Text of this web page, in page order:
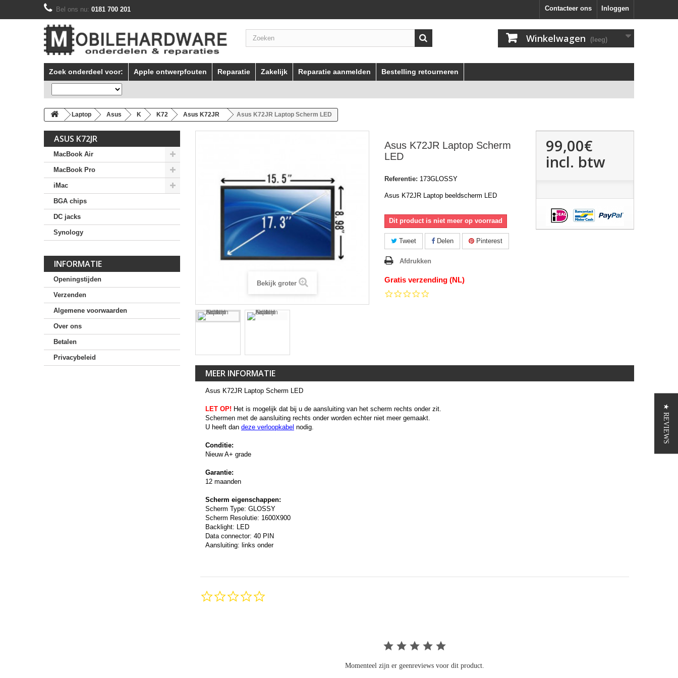
Inloggen
Contacteer ons
Bel ons nu: 0181 700 201
Winkelwagen (leeg)
Zoek onderdeel voor: Apple ontwerpfouten Reparatie Zakelijk Reparatie aanmelden Bestelling retourneren
Laptop Asus K K72 Asus K72JR Asus K72JR Laptop Scherm LED
ASUS K72JR
MacBook Air
MacBook Pro
iMac
BGA chips
DC jacks
Synology
INFORMATIE
Openingstijden
Verzenden
Algemene voorwaarden
Over ons
Betalen
Privacybeleid
Bekijk groter
Asus K72JR Laptop Scherm
LED
Referentie: 173GLOSSY
Asus K72JR Laptop beeldscherm LED
Dit product is niet meer op voorraad
Tweet Delen Pinterest
Afdrukken
Gratis verzending (NL)
99,00€
incl. btw
MEER INFORMATIE
Asus K72JR Laptop Scherm LED
LET OP! Het is mogelijk dat bij u de aansluiting van het scherm rechts onder zit.
Schermen met de aansluiting rechts onder worden echter niet meer gemaakt.
U heeft dan deze verloopkabel nodig.
Conditie:
Nieuw A+ grade
Garantie:
12 maanden
Scherm eigenschappen:
Scherm Type: GLOSSY
Scherm Resolutie: 1600X900
Backlight: LED
Data connector: 40 PIN
Aansluiting: links onder
Momenteel zijn er geenreviews voor dit product.
★ REVIEWS